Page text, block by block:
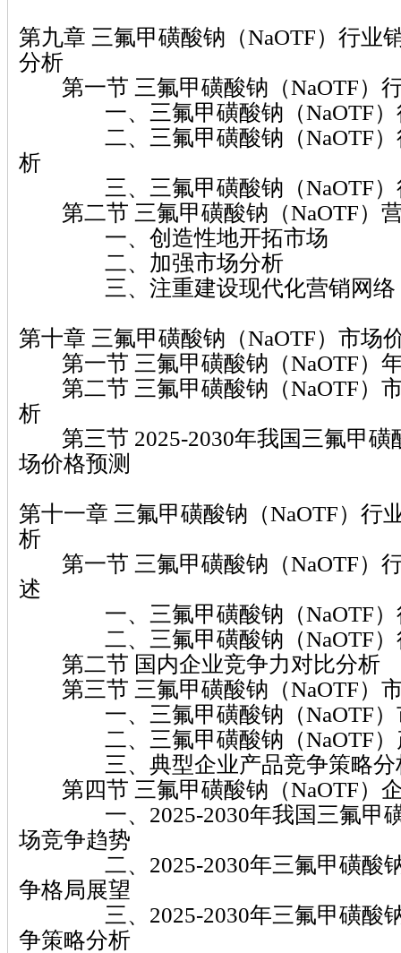
第九章 三氟甲磺酸钠（NaOTF）行业
分析
第一节 三氟甲磺酸钠（NaOTF）
一、三氟甲磺酸钠（NaOTF）
二、三氟甲磺酸钠（NaOTF）
析
三、三氟甲磺酸钠（NaOTF）
第二节 三氟甲磺酸钠（NaOTF）
一、创造性地开拓市场
二、加强市场分析
三、注重建设现代化营销网络
第十章 三氟甲磺酸钠（NaOTF）市场
第一节 三氟甲磺酸钠（NaOTF）
第二节 三氟甲磺酸钠（NaOTF）
析
第三节 2025-2030年我国三氟甲磺
场价格预测
第十一章 三氟甲磺酸钠（NaOTF）行
析
第一节 三氟甲磺酸钠（NaOTF）
述
一、三氟甲磺酸钠（NaOTF）
二、三氟甲磺酸钠（NaOTF）
第二节 国内企业竞争力对比分析
第三节 三氟甲磺酸钠（NaOTF）
一、三氟甲磺酸钠（NaOTF）
二、三氟甲磺酸钠（NaOTF）
三、典型企业产品竞争策略分
第四节 三氟甲磺酸钠（NaOTF）
一、2025-2030年我国三氟甲磺
场竞争趋势
二、2025-2030年三氟甲磺酸钠
争格局展望
三、2025-2030年三氟甲磺酸钠
争策略分析